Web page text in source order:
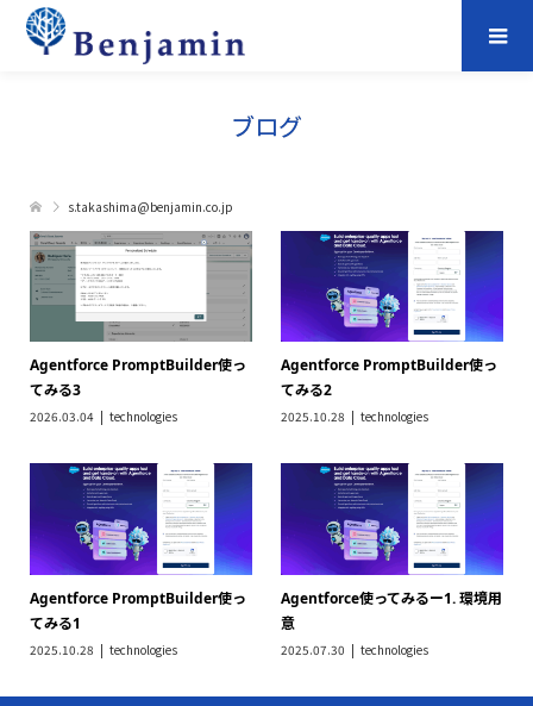
ブログ
s.takashima@benjamin.co.jp
Agentforce PromptBuilder使っ
てみる3
2026.03.04 technologies
Agentforce PromptBuilder使っ
てみる2
2025.10.28 technologies
Agentforce PromptBuilder使っ
てみる1
2025.10.28 technologies
Agentforce使ってみるー1. 環境用
意
2025.07.30 technologies